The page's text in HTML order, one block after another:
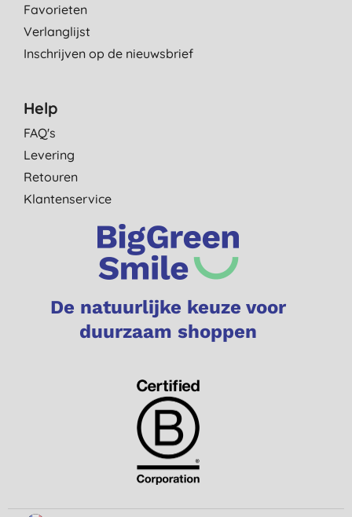
Favorieten
Verlanglijst
Inschrijven op de nieuwsbrief
Help
FAQ's
Levering
Retouren
Klantenservice
De natuurlijke keuze voor
duurzaam shoppen